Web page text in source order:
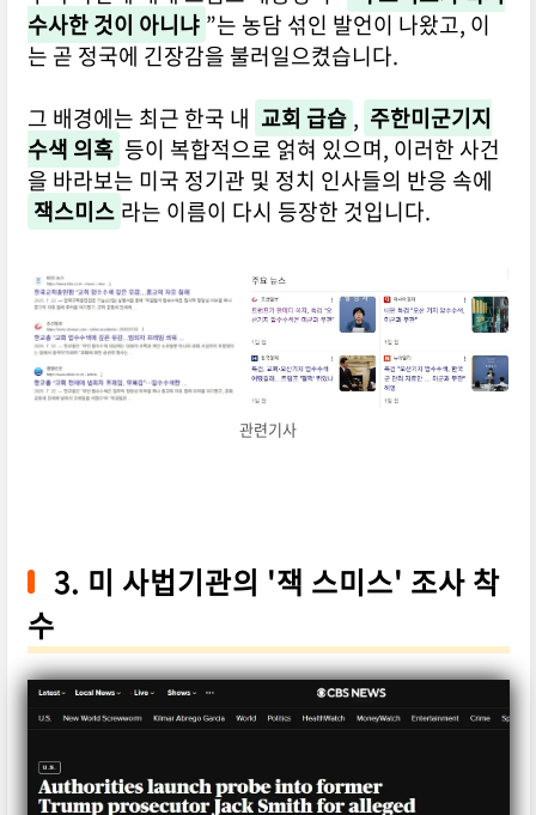
수사한 것이 아니냐 ”는 농담 섞인 발언이 나왔고, 이
는 곧 정국에 긴장감을 불러일으켰습니다.
그 배경에는 최근 한국 내 교회 급습 , 주한미군기지
수색 의혹 등이 복합적으로 얽혀 있으며, 이러한 사건
을 바라보는 미국 정기관 및 정치 인사들의 반응 속에
잭스미스 라는 이름이 다시 등장한 것입니다.
관련기사
3. 미 사법기관의 '잭 스미스' 조사 착
수